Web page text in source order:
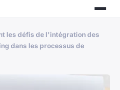
les défis de l'intégration des
dans les processus de